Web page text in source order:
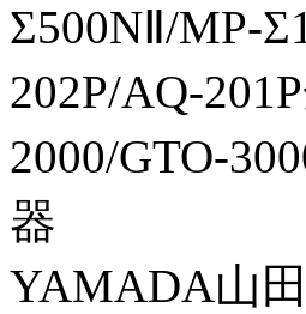
Σ500NⅡ/MP-
202P/AQ-
2000/GTO-
器
YAMADA山